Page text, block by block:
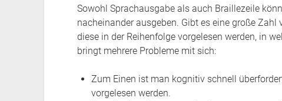
Sowohl Sprachausgabe als auch Braillezeile
nacheinander ausgeben. Gibt es eine große
diese in der Reihenfolge vorgelesen werden, in
bringt mehrere Probleme mit sich:
Zum Einen ist man kognitiv schnell
vorgelesen werden.